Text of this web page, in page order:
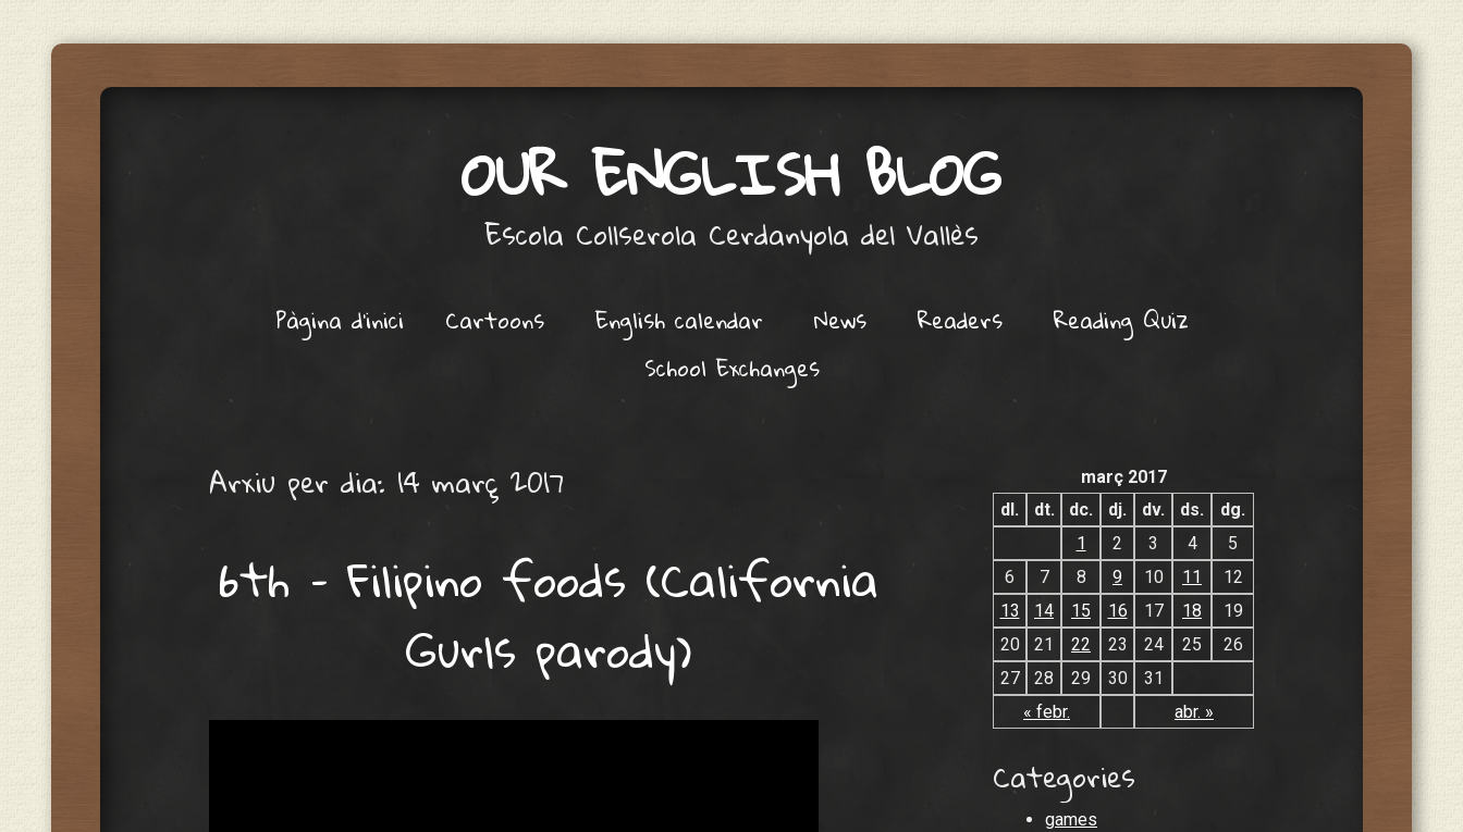
OUR ENGLISH BLOG
Escola Collserola Cerdanyola del Vallès
Menu
Skip to content
Pàgina d'inici Cartoons English calendar News Readers
Reading Quiz
School Exchanges
Arxiu per dia: 14 març 2017
6th – Filipino foods (California
Gurls parody)
març 2017
dl.
dt. dc. dj. dv. ds. dg.
« febr. abr. »
1 2 3 4
5
6
7 8 9 10 11
12
13
14 15 16 17 18
19
20
21 22 23 24 25
26
27
28 29 30 31
Categories
games